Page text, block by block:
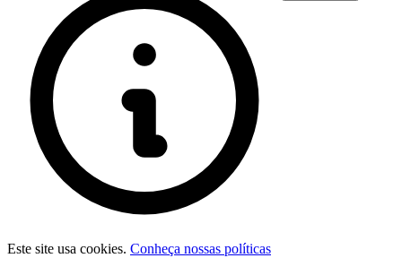
Este site usa cookies. Conheça nossas políticas